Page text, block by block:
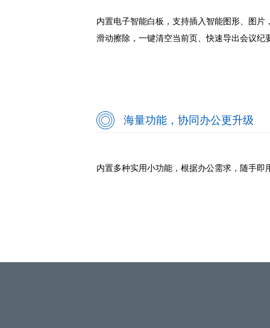
内置电子智能白板，支持插入智能图形、图
滑动擦除，一键清空当前页、快速导出会议纪
海量功能，协同办公更升级
内置多种实用小功能，根据办公需求，随手